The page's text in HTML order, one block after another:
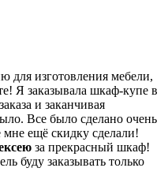
для изготовления мебели,
Я заказывала шкаф-купе в
и заканчивая
Все было сделано очень
ещё скидку сделали!
за прекрасный шкаф!
буду заказывать только